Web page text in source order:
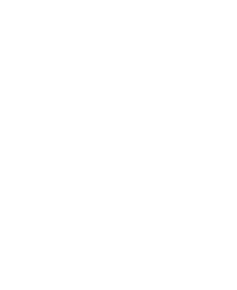
Descubra mais
oportunidades para
Participe de uma
Party para meninas,